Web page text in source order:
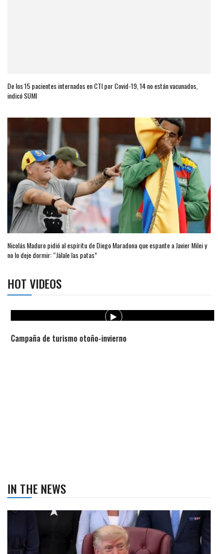
De los 15 pacientes internados en CTI por Covid-19, 14 no están vacunados,
indicó SUMI
Nicolás Maduro pidió al espíritu de Diego Maradona que espante a Javier Milei y
no lo deje dormir: “Jálale las patas”
HOT VIDEOS
Campaña de turismo otoño-invierno
IN THE NEWS